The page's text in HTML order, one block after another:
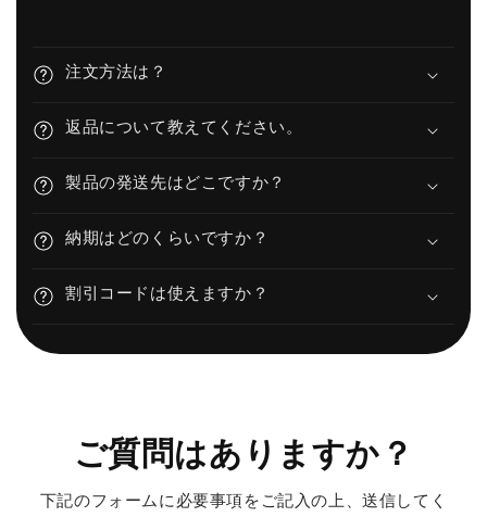
注文方法は？
返品について教えてください。
製品の発送先はどこですか？
納期はどのくらいですか？
割引コードは使えますか？
ご質問はありますか？
下記のフォームに必要事項をご記入の上、送信してく